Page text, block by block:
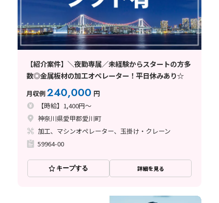
【紹介案件】＼夜勤専属／未経験からスタートの方多
数◎金属板材の加工オペレーター！平日休みあり☆
月収例240,000 円
【時給】1,400円～
神奈川県愛甲郡愛川町
加工、マシンオペレーター、玉掛け・クレーン
59964-00
キープする 詳細を見る